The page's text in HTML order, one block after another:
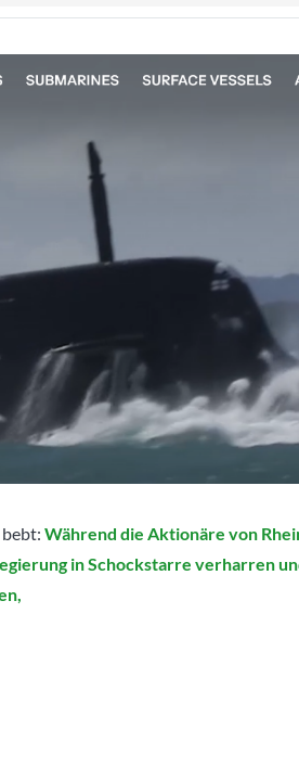
Während die Aktionäre von
in Schockstarre verharren